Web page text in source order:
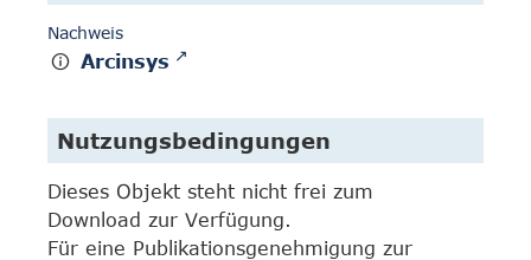
Nachweis
Arcinsys
Nutzungsbedingungen
Dieses Objekt steht nicht frei zum
Download zur Verfügung.
Für eine Publikationsgenehmigung zur